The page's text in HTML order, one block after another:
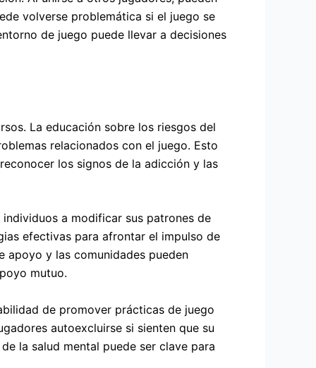
volverse problemática si el juego se
de juego puede llevar a decisiones
La educación sobre los riesgos del
relacionados con el juego. Esto
los signos de la adicción y las
a modificar sus patrones de
efectivas para afrontar el impulso de
apoyo y las comunidades pueden
mutuo.
de promover prácticas de juego
autoexcluirse si sienten que su
la salud mental puede ser clave para